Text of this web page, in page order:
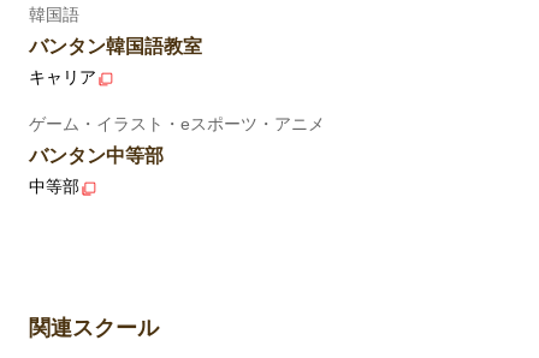
韓国語
バンタン韓国語教室
キャリア
ゲーム・イラスト・eスポーツ・アニメ
バンタン中等部
中等部
関連スクール